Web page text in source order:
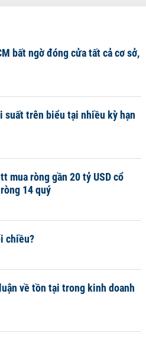
bất ngờ đóng cửa tất cả cơ sở,
suất trên biểu tại nhiều kỳ hạn
mua ròng gần 20 tỷ USD cổ
14 quý
chiều?
về tồn tại trong kinh doanh